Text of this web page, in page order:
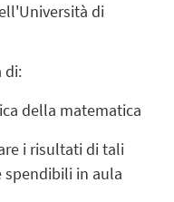
di
di:
della matematica
i risultati di tali
spendibili in aula